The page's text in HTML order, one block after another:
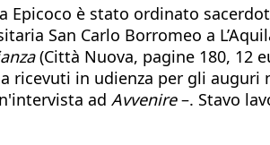
è stato ordinato
San Carlo Borromeo a
(Città Nuova, pagine 180, 12
ricevuti in udienza per gli
ad Avvenire–. Stavo